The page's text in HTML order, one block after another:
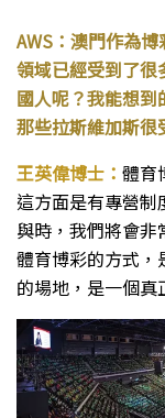
AWS：澳門作為
領域已經受到了很
國人呢？我能想
那些拉斯維加斯很
王英偉博士： 體育
這方面是有專營
與時，我們將會
體育博彩的方式，
的場地，是一個真